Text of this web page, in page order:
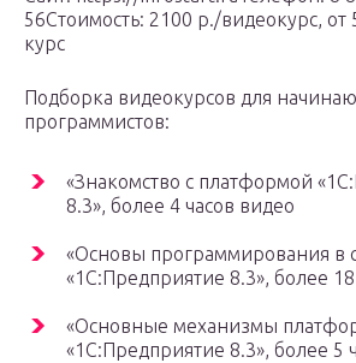
56Стоимость: 2100 р./видеокурс,
курс
Подборка видеокурсов для
программистов:
«Знакомство с платформой
8.3», более 4 часов видео
«Основы программирования в
«1C:Предприятие 8.3», более
«Основные механизмы
«1С:Предприятие 8.3», более 5